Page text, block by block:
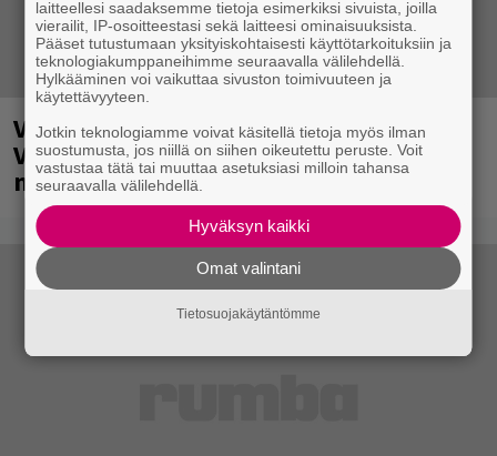
Valtava Yle 100 vuotta -tapahtuma
Veikkaus Arenalla syyskuussa – muista
myös metalliklassikot-konsertti
laitteellesi saadaksemme tietoja esimerkiksi sivuista, joilla
vierailit, IP-osoitteestasi sekä laitteesi ominaisuuksista.
Pääset tutustumaan yksityiskohtaisesti käyttötarkoituksiin ja
teknologiakumppaneihimme seuraavalla välilehdellä.
Hylkääminen voi vaikuttaa sivuston toimivuuteen ja
käytettävyyteen.
Jotkin teknologiamme voivat käsitellä tietoja myös ilman
suostumusta, jos niillä on siihen oikeutettu peruste. Voit
vastustaa tätä tai muuttaa asetuksiasi milloin tahansa
seuraavalla välilehdellä.
Hyväksyn kaikki
Omat valintani
Tietosuojakäytäntömme